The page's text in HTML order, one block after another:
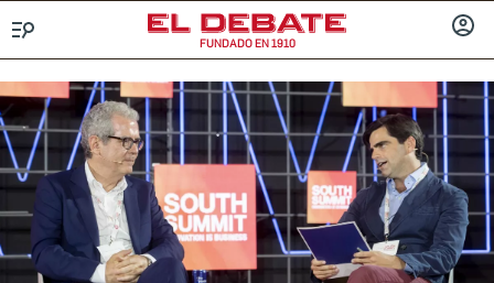
FUNDADO EN 1910